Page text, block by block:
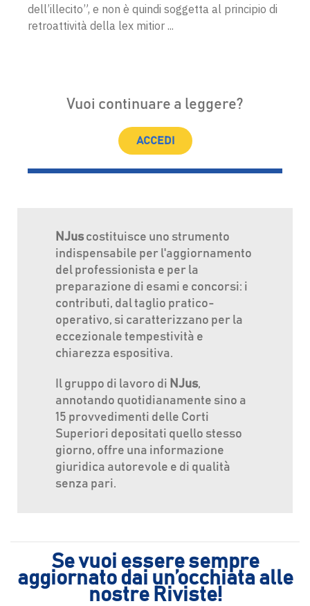
dell’illecito”, e non è quindi soggetta al principio di
retroattività della lex mitior ...
Vuoi continuare a leggere?
ACCEDI
NJus costituisce uno strumento
indispensabile per l'aggiornamento
del professionista e per la
preparazione di esami e concorsi: i
contributi, dal taglio pratico-
operativo, si caratterizzano per la
eccezionale tempestività e
chiarezza espositiva.
Il gruppo di lavoro di NJus,
annotando quotidianamente sino a
15 provvedimenti delle Corti
Superiori depositati quello stesso
giorno, offre una informazione
giuridica autorevole e di qualità
senza pari.
Se vuoi essere sempre
aggiornato dai un’occhiata alle
nostre Riviste!